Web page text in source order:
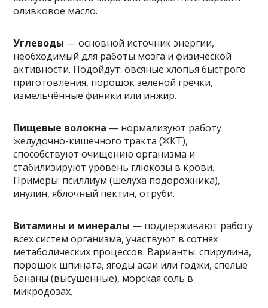
оливковое масло.
Углеводы — основной источник энергии,
необходимый для работы мозга и физической
активности. Подойдут: овсяные хлопья быстрого
приготовления, порошок зелёной гречки,
измельчённые финики или инжир.
Пищевые волокна — нормализуют работу
желудочно-кишечного тракта (ЖКТ),
способствуют очищению организма и
стабилизируют уровень глюкозы в крови.
Примеры: псиллиум (шелуха подорожника),
инулин, яблочный пектин, отруби.
Витамины и минералы — поддерживают работу
всех систем организма, участвуют в сотнях
метаболических процессов. Варианты: спирулина,
порошок шпината, ягоды асаи или годжи, спелые
бананы (высушенные), морская соль в
микродозах.